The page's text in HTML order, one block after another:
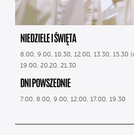
NIEDZIELE I ŚWIĘTA
8.00, 9.00, 10.30, 12.00, 13.30, 15.30
19.00, 20.20, 21.30
DNI POWSZEDNIE
7.00, 8.00, 9.00, 12.00, 17.00, 19.30